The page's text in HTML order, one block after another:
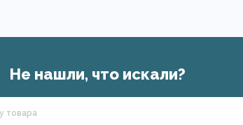
Не нашли, что искали?